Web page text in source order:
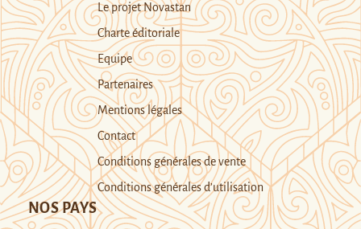
Le projet Novastan
Charte éditoriale
Equipe
Partenaires
Mentions légales
Contact
Conditions générales de vente
Conditions générales d’utilisation
NOS PAYS